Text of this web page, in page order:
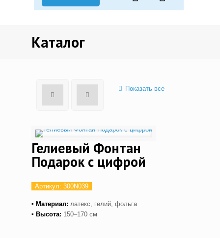
Каталог
Показать все
Гелиевый Фонтан
Подарок с цифрой
Артикул: 300N039
▪ Материал: латекс, гелий, фольга
▪ Высота: 150–170 см